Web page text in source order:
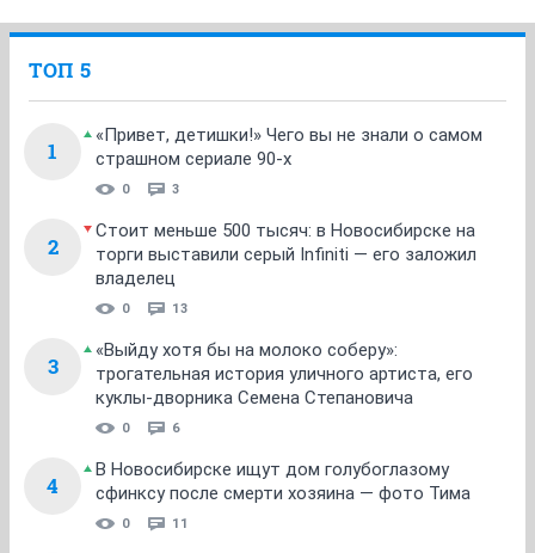
ТОП 5
1
«Привет, детишки!» Чего вы не знали о самом
страшном сериале 90-х
0 3
2
Стоит меньше 500 тысяч: в Новосибирске на
торги выставили серый Infiniti — его заложил
владелец
0 13
3
«Выйду хотя бы на молоко соберу»:
трогательная история уличного артиста, его
куклы-дворника Семена Степановича
0 6
4
В Новосибирске ищут дом голубоглазому
сфинксу после смерти хозяина — фото Тима
0 11